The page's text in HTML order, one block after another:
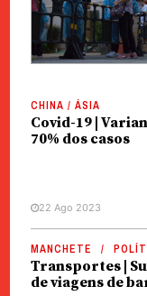
CHINA / ÁSIA
Covid-19 |
70% dos casos
22 Ago 2023
MANCHETE
Transportes |
de viagens de